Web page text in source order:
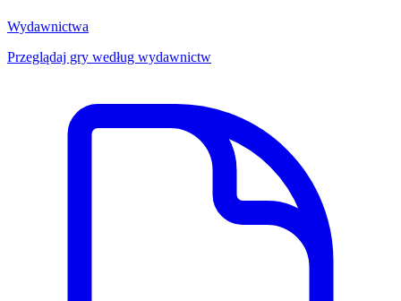
Wydawnictwa
Przeglądaj gry według wydawnictw